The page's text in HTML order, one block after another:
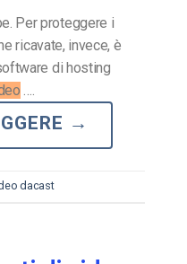
Per proteggere i
ricavate, invece, è
di hosting
….
→
dacast